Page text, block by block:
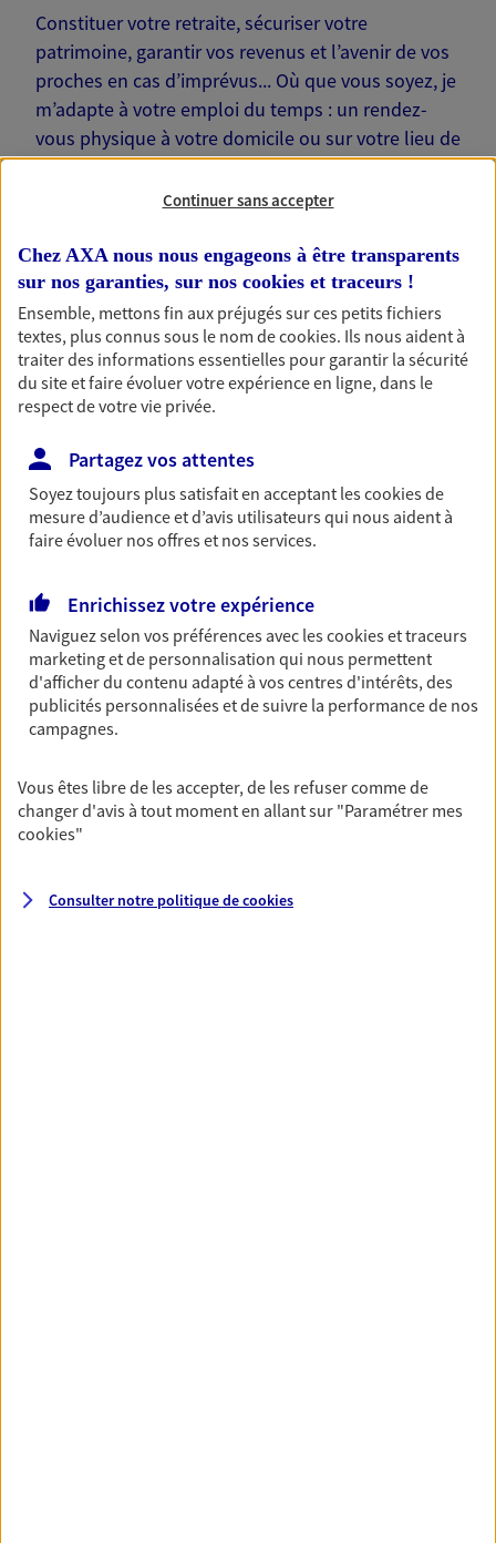
Constituer votre retraite, sécuriser votre
patrimoine, garantir vos revenus et l’avenir de vos
proches en cas d’imprévus... Où que vous soyez, je
m’adapte à votre emploi du temps : un rendez-
vous physique à votre domicile ou sur votre lieu de
travail… Je suis là pour échanger avec vous !
Nos offres phares
Épargne
immobilier, études des enfants ou voyage autour
du monde… Épargnez à votre rythme et
simplement, selon votre profil.
Préparez sereinement ce nouveau chapitre de
votre vie avec les conseils d'un expert. Découvrez
notre solution PER (Plan Epargne Retraite)
spécialement conçue pour la retraite.
Couvrez vos dépenses de santé ainsi que celles de
votre famille avec la complémentaire santé qui
vous ressemble.
Prévoyance
Continuer sans accepter
Chez AXA nous nous engageons à être transparents
sur nos garanties, sur nos cookies et traceurs !
Ensemble, mettons fin aux préjugés sur ces petits fichiers
textes, plus connus sous le nom decookies. Ils nous aident à
traiter des informations essentielles pour garantir la sécurité
du site et faire évoluer votre expérience en ligne, dans le
respect de votre vie privée.
Partagez vos attentes
Soyez toujours plus satisfait en acceptant lescookiesde
mesure d’audience et d’avis utilisateurs qui nous aident à
faire évoluer nos offres et nos services.
Enrichissez votre expérience
Naviguez selon vos préférences avec lescookies et traceurs
marketing et de personnalisation qui nous permettent
d'afficher du contenu adapté à vos centres d'intérêts, des
publicités personnalisées et de suivre la performance de nos
campagnes.
Vous êtes libre de les accepter, de les refuser comme de
changer d'avis à tout moment en allant sur "Paramétrer mes
cookies"
Consulter notre politique decookies